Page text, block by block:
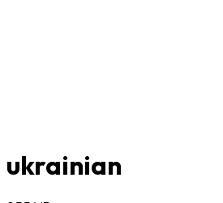
ukrainian